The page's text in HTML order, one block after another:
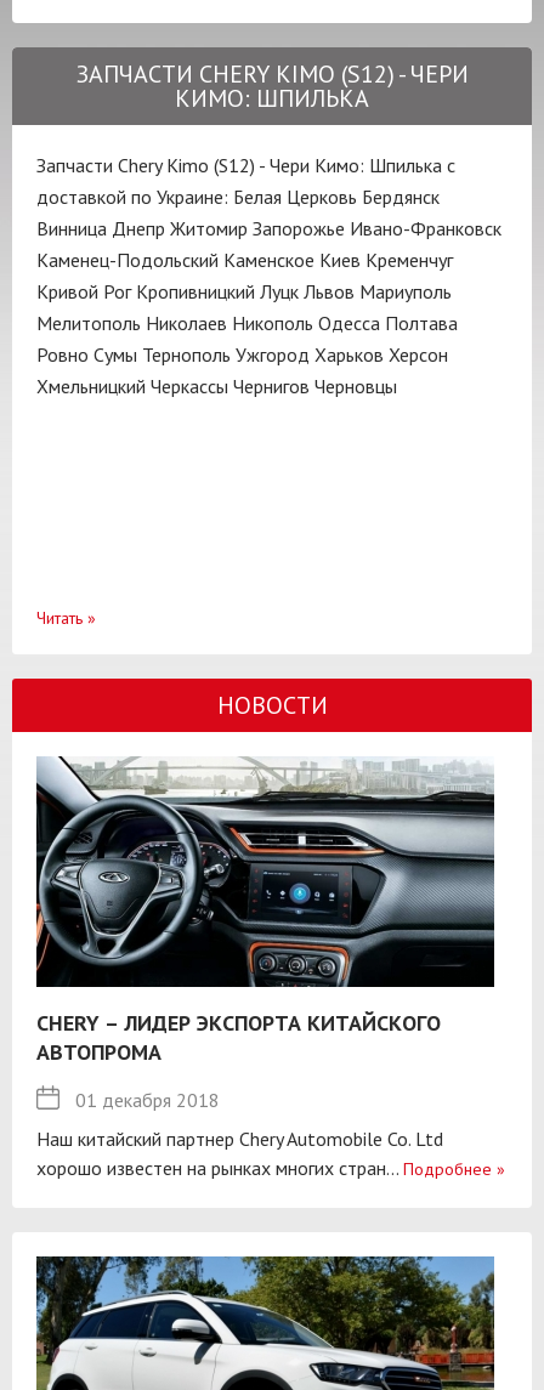
ЗАПЧАСТИ CHERY KIMO (S12) - ЧЕРИ
КИМО: ШПИЛЬКА
Запчасти Chery Kimo (S12) - Чери Кимо: Шпилька с
доставкой по Украине: Белая Церковь Бердянск
Винница Днепр Житомир Запорожье Ивано-Франковск
Каменец-Подольский Каменское Киев Кременчуг
Кривой Рог Кропивницкий Луцк Львов Мариуполь
Мелитополь Николаев Никополь Одесса Полтава
Ровно Сумы Тернополь Ужгород Харьков Херсон
Хмельницкий Черкассы Чернигов Черновцы
Читать »
НОВОСТИ
CHERY – ЛИДЕР ЭКСПОРТА КИТАЙСКОГО
АВТОПРОМА
01 декабря 2018
Наш китайский партнер Chery Automobile Co. Ltd
хорошо известен на рынках многих стран... Подробнее »